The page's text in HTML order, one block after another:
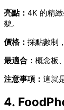
亮點： 4K 的精
貌。
價格： 採點數制
最適合： 概念板
注意事項： 這就
4.